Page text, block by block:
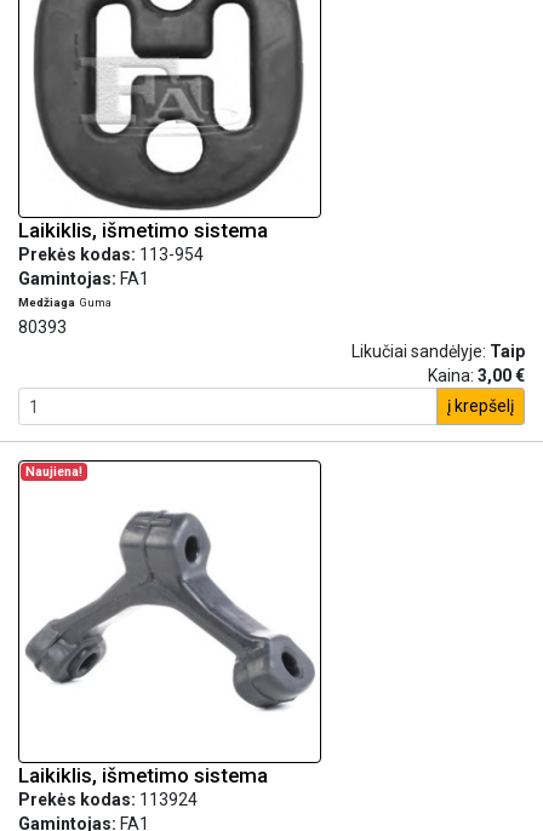
Laikiklis, išmetimo sistema
Prekės kodas: 113-954
Gamintojas: FA1
Medžiaga Guma
80393
Likučiai sandėlyje: Taip
Kaina: 3,00 €
į krepšelį
Naujiena!
Laikiklis, išmetimo sistema
Prekės kodas: 113924
Gamintojas: FA1